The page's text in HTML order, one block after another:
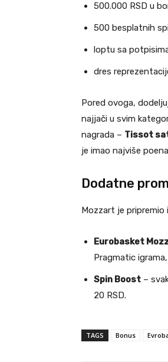
500.000 RSD u
500 besplatnih
loptu sa
dres
Pored ovoga,
najjači u svim
nagrada – Tissot
je imao najviše
Dodatne
Mozzart je
Eurobasket
Pragmatic
Spin Boost –
20 RSD.
TAGS Bonus